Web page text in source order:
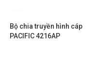
Bộ chia truyền hình cáp
PACIFIC 4216AP